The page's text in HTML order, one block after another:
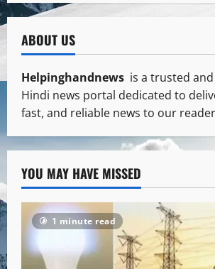
ABOUT US
Helpinghandnews is a trusted
Hindi news portal dedicated to
fast, and reliable news to our
YOU MAY HAVE MISSED
1 minute read